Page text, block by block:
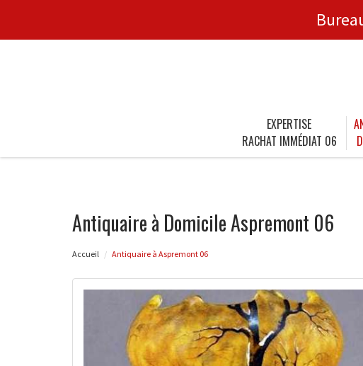
EXPERTISE
RACHAT IMMÉDIAT 06
Antiquaire à Domicile Aspremont 06
Accueil Antiquaire à Aspremont 06